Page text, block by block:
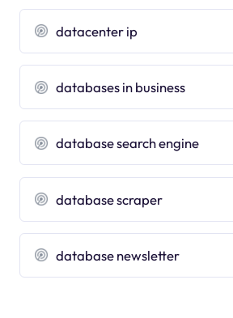
datacenter ip
databases in business
database search engine
database scraper
database newsletter